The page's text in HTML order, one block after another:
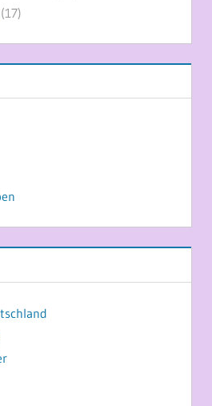
(17)